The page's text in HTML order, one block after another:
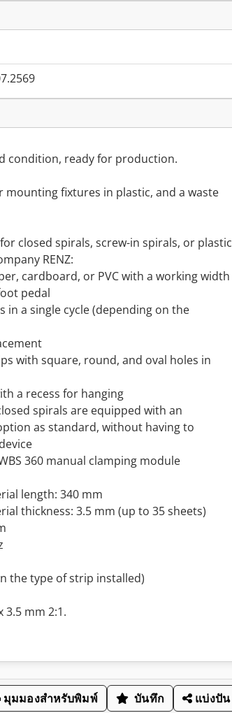
condition, ready for production.
mounting fixtures in plastic, and a waste
closed spirals, screw-in spirals, or plastic
RENZ:
cardboard, or PVC with a working width
pedal
in a single cycle (depending on the
with square, round, and oval holes in
a recess for hanging
spirals are equipped with an
as standard, without having to
360 manual clamping module
length: 340 mm
thickness: 3.5 mm (up to 35 sheets)
the type of strip installed)
3.5 mm 2:1.
มุมมองสำหรับพิมพ์ บันทึก แบ่งปัน